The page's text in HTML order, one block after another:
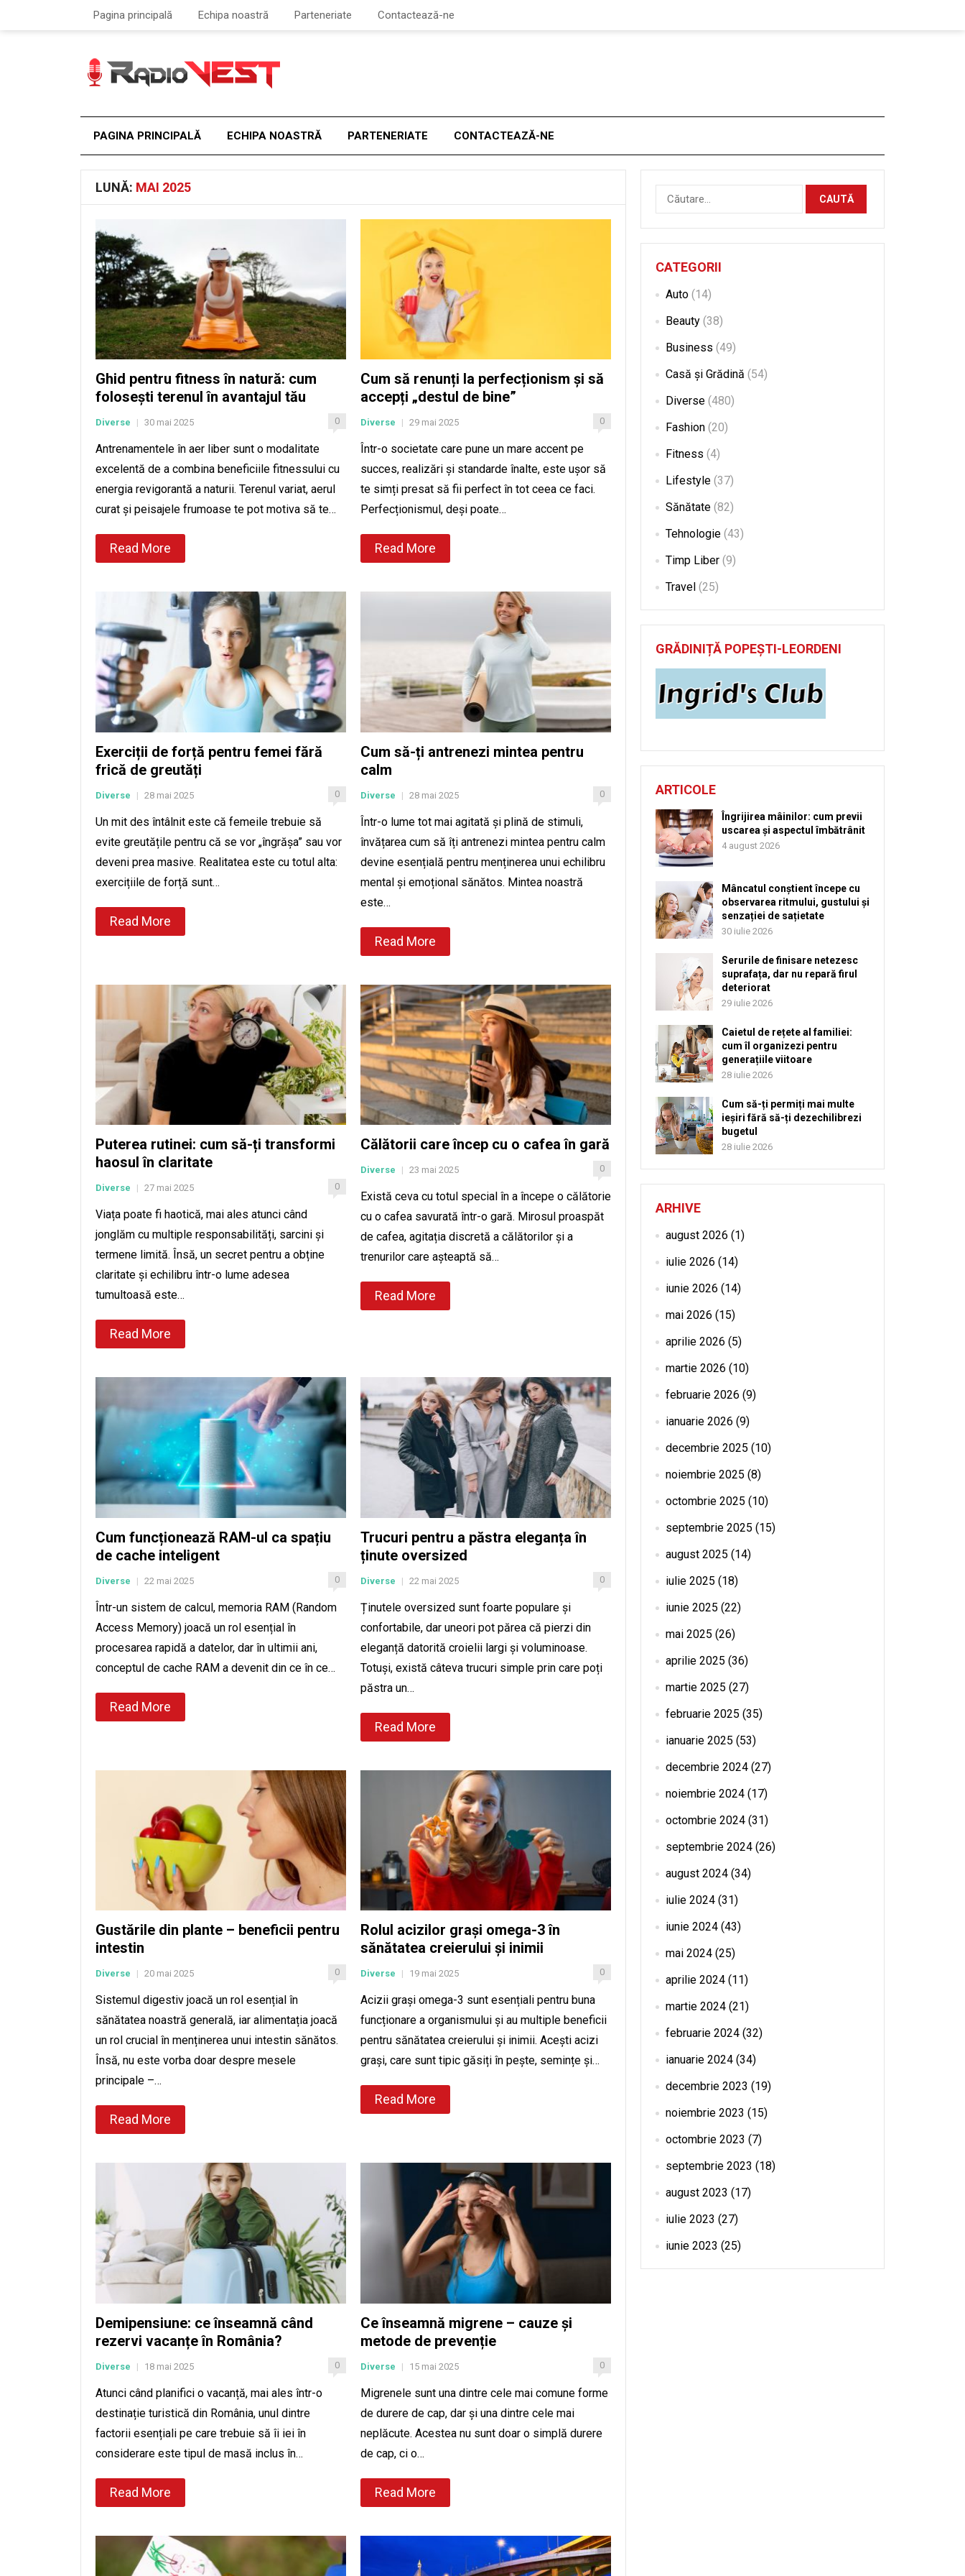
Pagina principală Echipa noastră Parteneriate Contactează-ne
PAGINA PRINCIPALĂ ECHIPA NOASTRĂ PARTENERIATE CONTACTEAZĂ-NE
LUNĂ: MAI 2025
Ghid pentru fitness în natură: cum
folosești terenul în avantajul tău
Diverse 30 mai 2025 0
Antrenamentele în aer liber sunt o modalitate
excelentă de a combina beneficiile fitnessului cu
energia revigorantă a naturii. Terenul variat, aerul
curat și peisajele frumoase te pot motiva să te…
Read More
Cum să renunți la perfecționism și să
accepți „destul de bine”
Diverse 29 mai 2025 0
Într-o societate care pune un mare accent pe
succes, realizări și standarde înalte, este ușor să
te simți presat să fii perfect în tot ceea ce faci.
Perfecționismul, deși poate…
Read More
Exerciții de forță pentru femei fără
frică de greutăți
Diverse | 28 mai 2025 0
Un mit des întâlnit este că femeile trebuie să
evite greutățile pentru că se vor „îngrășa” sau vor
deveni prea masive. Realitatea este cu totul alta:
exercițiile de forță sunt…
Read More
Cum să-ți antrenezi mintea pentru
calm
Diverse | 28 mai 2025 0
Într-o lume tot mai agitată și plină de stimuli,
învățarea cum să îți antrenezi mintea pentru calm
devine esențială pentru menținerea unui echilibru
mental și emoțional sănătos. Mintea noastră
este…
Read More
Puterea rutinei: cum să-ți transformi
haosul în claritate
Diverse 27 mai 2025 0
Viața poate fi haotică, mai ales atunci când
jonglăm cu multiple responsabilități, sarcini și
termene limită. Însă, un secret pentru a obține
claritate și echilibru într-o lume adesea
tumultoasă este…
Read More
Călătorii care încep cu o cafea în gară
Diverse 23 mai 2025 0
Există ceva cu totul special în a începe o călătorie
cu o cafea savurată într-o gară. Mirosul proaspăt
de cafea, agitația discretă a călătorilor și a
trenurilor care așteaptă să…
Read More
Cum funcționează RAM-ul ca spațiu
de cache inteligent
Diverse | 22 mai 2025 0
Într-un sistem de calcul, memoria RAM (Random
Access Memory) joacă un rol esențial în
procesarea rapidă a datelor, dar în ultimii ani,
conceptul de cache RAM a devenit din ce în ce…
Read More
Trucuri pentru a păstra eleganța în
ținute oversized
Diverse | 22 mai 2025 0
Ținutele oversized sunt foarte populare și
confortabile, dar uneori pot părea că pierzi din
eleganță datorită croielii largi și voluminoase.
Totuși, există câteva trucuri simple prin care poți
păstra un…
Read More
Gustările din plante – beneficii pentru
intestin
Diverse 20 mai 2025 0
Sistemul digestiv joacă un rol esențial în
sănătatea noastră generală, iar alimentația joacă
un rol crucial în menținerea unui intestin sănătos.
Însă, nu este vorba doar despre mesele
principale –…
Read More
Rolul acizilor grași omega-3 în
sănătatea creierului și inimii
Diverse 19 mai 2025 0
Acizii grași omega-3 sunt esențiali pentru buna
funcționare a organismului și au multiple beneficii
pentru sănătatea creierului și inimii. Acești acizi
grași, care sunt tipic găsiți în pește, semințe și…
Read More
Demipensiune: ce înseamnă când
rezervi vacanțe în România?
Diverse | 18 mai 2025 0
Atunci când planifici o vacanță, mai ales într-o
destinație turistică din România, unul dintre
factorii esențiali pe care trebuie să îi iei în
considerare este tipul de masă inclus în…
Read More
Ce înseamnă migrene – cauze și
metode de prevenție
Diverse | 15 mai 2025 0
Migrenele sunt una dintre cele mai comune forme
de durere de cap, dar și una dintre cele mai
neplăcute. Acestea nu sunt doar o simplă durere
de cap, ci o…
Read More
Caută
după:
CATEGORII
Auto (14)
Beauty (38)
Business (49)
Casă și Grădină (54)
Diverse (480)
Fashion (20)
Fitness (4)
Lifestyle (37)
Sănătate (82)
Tehnologie (43)
Timp Liber (9)
Travel (25)
GRĂDINIȚĂ POPEȘTI-LEORDENI
ARTICOLE
Îngrijirea mâinilor: cum previi
uscarea și aspectul îmbătrânit
4 august 2026
Mâncatul conștient începe cu
observarea ritmului, gustului și
senzației de sațietate
30 iulie 2026
Serurile de finisare netezesc
suprafața, dar nu repară firul
deteriorat
29 iulie 2026
Caietul de rețete al familiei:
cum îl organizezi pentru
generațiile viitoare
28 iulie 2026
Cum să-ți permiți mai multe
ieșiri fără să-ți dezechilibrezi
bugetul
28 iulie 2026
ARHIVE
august 2026 (1)
iulie 2026 (14)
iunie 2026 (14)
mai 2026 (15)
aprilie 2026 (5)
martie 2026 (10)
februarie 2026 (9)
ianuarie 2026 (9)
decembrie 2025 (10)
noiembrie 2025 (8)
octombrie 2025 (10)
septembrie 2025 (15)
august 2025 (14)
iulie 2025 (18)
iunie 2025 (22)
mai 2025 (26)
aprilie 2025 (36)
martie 2025 (27)
februarie 2025 (35)
ianuarie 2025 (53)
decembrie 2024 (27)
noiembrie 2024 (17)
octombrie 2024 (31)
septembrie 2024 (26)
august 2024 (34)
iulie 2024 (31)
iunie 2024 (43)
mai 2024 (25)
aprilie 2024 (11)
martie 2024 (21)
februarie 2024 (32)
ianuarie 2024 (34)
decembrie 2023 (19)
noiembrie 2023 (15)
octombrie 2023 (7)
septembrie 2023 (18)
august 2023 (17)
iulie 2023 (27)
iunie 2023 (25)